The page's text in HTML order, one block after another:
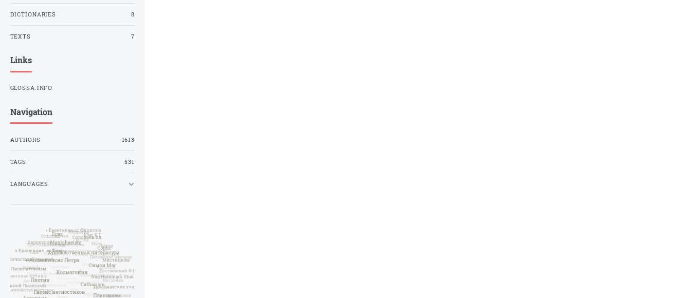
DICTIONARIES 8
TEXTS 7
Links
GLOSSA.INFO
Navigation
AUTHORS 1613
TAGS 531
LANGUAGES